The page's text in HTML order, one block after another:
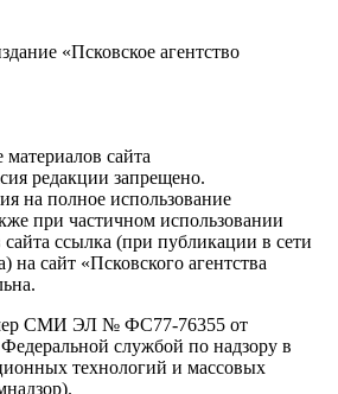
«Псковское агентство
сайта
редакции запрещено.
на полное использование
при частичном использовании
ссылка (при публикации в сети
сайт «Псковского агентства
СМИ ЭЛ № ФС77-76355 от
службой по надзору в
технологий и массовых